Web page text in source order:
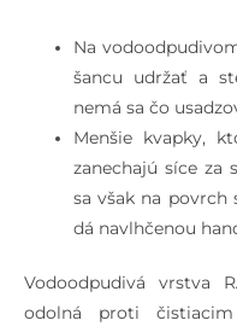
Na
šancu udržať a
nemá sa čo
Menšie kvapky,
zanechajú síce za
sa však na povrch
dá navlhčenou
Vodoodpudivá vrstva
odolná proti